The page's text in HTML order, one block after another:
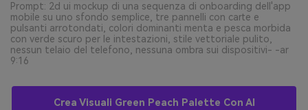
Prompt: 2d ui mockup di una sequenza di onboarding dell'app
mobile su uno sfondo semplice, tre pannelli con carte e
pulsanti arrotondati, colori dominanti menta e pesca morbida
con verde scuro per le intestazioni, stile vettoriale pulito,
nessun telaio del telefono, nessuna ombra sui dispositivi- -ar
9:16
Crea Visuali Green Peach Palette Con AI